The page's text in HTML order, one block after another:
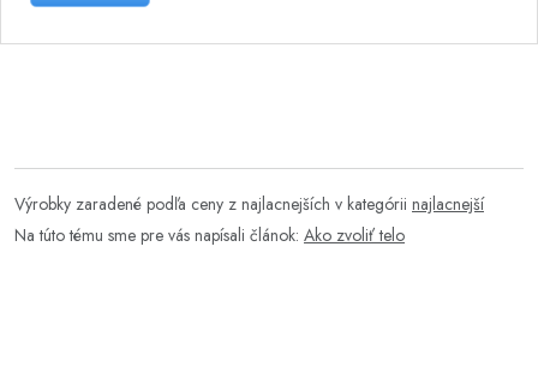
Výrobky zaradené podľa ceny z najlacnejších v kategórii najlacnejší
Na túto tému sme pre vás napísali článok: Ako zvoliť telo